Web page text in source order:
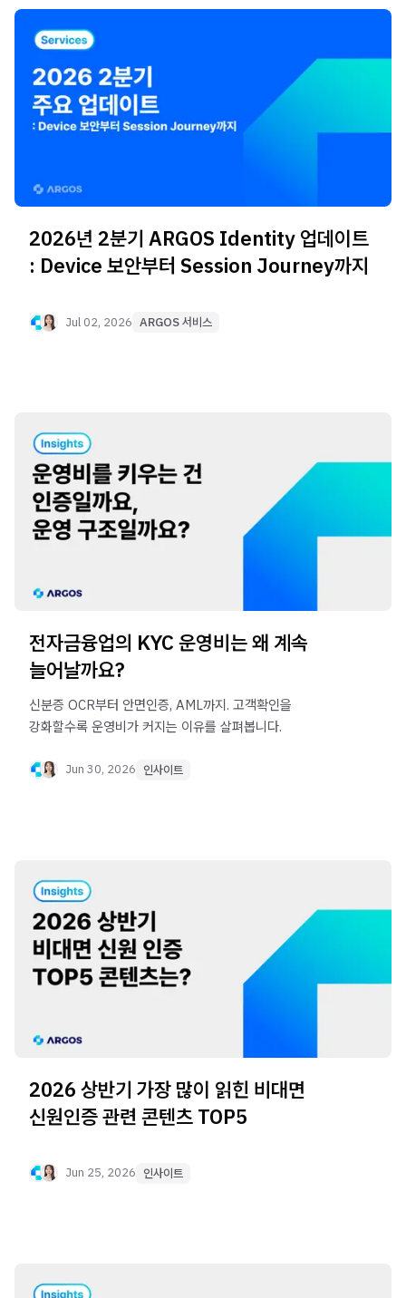
2026년 2분기 ARGOS Identity 업데이트
: Device 보안부터 Session Journey까지
Jul 02, 2026 ARGOS 서비스
전자금융업의 KYC 운영비는 왜 계속
늘어날까요?
신분증 OCR부터 안면인증, AML까지. 고객확인을
강화할수록 운영비가 커지는 이유를 살펴봅니다.
Jun 30, 2026 인사이트
2026 상반기 가장 많이 읽힌 비대면
신원인증 관련 콘텐츠 TOP5
Jun 25, 2026 인사이트